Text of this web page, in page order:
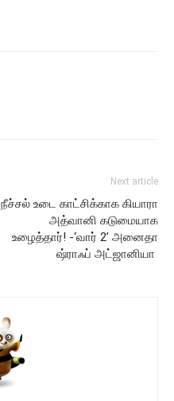
Next article
நீச்சல் உடை காட்சிக்காக கியாரா
அத்வானி கடுமையாக
உழைத்தார்! -‘வார் 2’ அனைதா
ஷ்ராஃப் அட்ஜானியா